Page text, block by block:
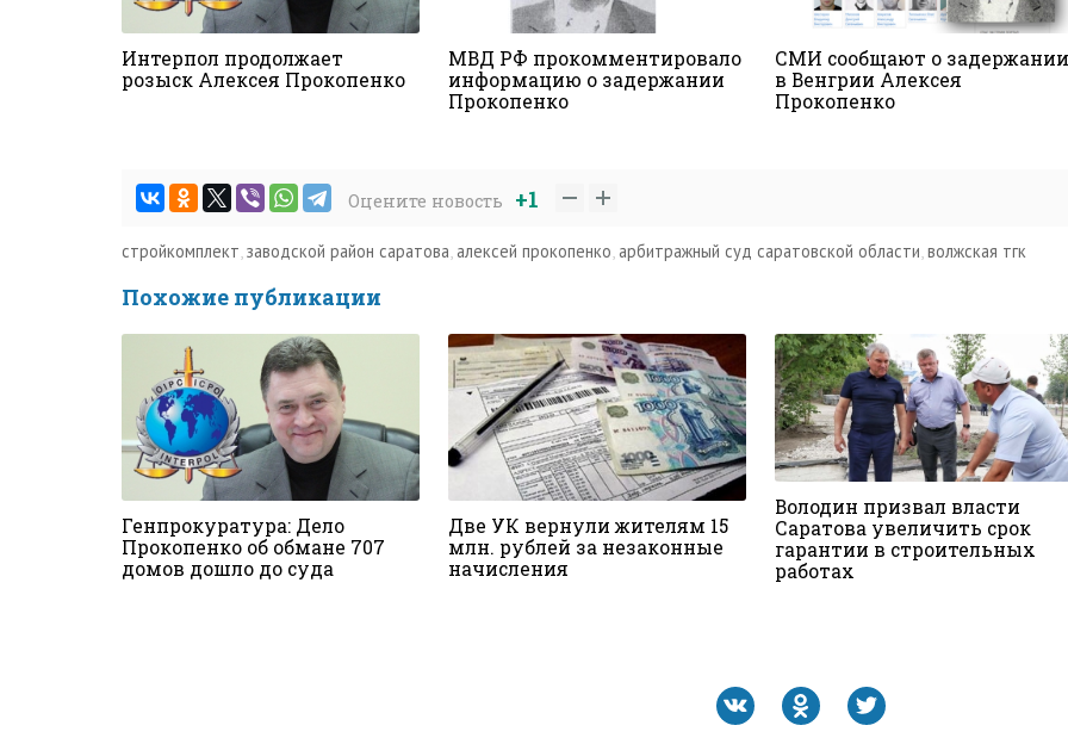
Интерпол продолжает
розыск Алексея Прокопенко
МВД РФ прокомментировало
информацию о задержании
Прокопенко
СМИ сообщают о задержании
в Венгрии Алексея
Прокопенко
Оцените новость +1
стройкомплект заводской район саратова алексей прокопенко арбитражный суд саратовской области волжская тгк
Похожие публикации
Генпрокуратура: Дело
Прокопенко об обмане 707
домов дошло до суда
Две УК вернули жителям 15
млн. рублей за незаконные
начисления
Володин призвал власти
Саратова увеличить срок
гарантии в строительных
работах